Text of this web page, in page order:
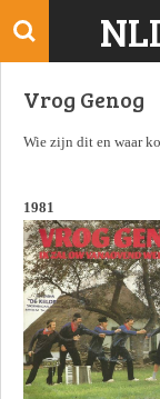
Ga
deVrog Genog
Wie zijn dit en waar
1981